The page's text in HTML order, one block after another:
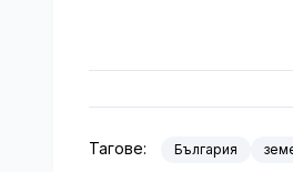
Тагове: България